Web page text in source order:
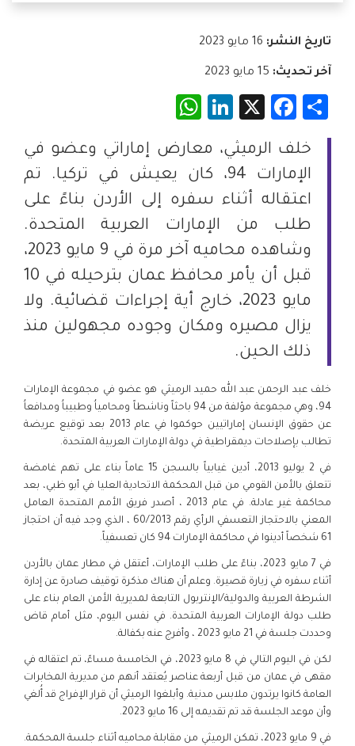
تاريخ النشر:
آخر تحديث:
Share
Facebook
LinkedIn
خلف الرميثي، معارض إماراتي وعضو في
الإمارات 94، كان يعيش في تركيا. تم
اعتقاله أثناء سفره إلى الأردن بناءً على
طلب من الإمارات العربية المتحدة.
وشاهده محاميه آخر مرة في 9 مايو 2023،
قبل أن يأمر محافظ عمان بترحيله في 10
مايو 2023، خارج أية إجراءات قضائية. ولا
يزال مصيره ومكان وجوده مجهولين منذ
ذلك الحين.
خلف عبد الرحمن عبد الله حميد الرميثي هو عضو في مجموعة الإمارات
94، وهي مجموعة مؤلفة من 94 باحثاً وناشطاً ومحامياُ وطبيباُ ومدافعاُ
عن حقوق الإنسان إماراتيين حوكموا في عام 2013 بعد توقيع عريضة
تطالب بإصلاحات ديمقراطية في دولة الإمارات العربية المتحدة.
في 2 يوليو 2013، أدين غيابياً بالسجن 15 عاماً بناء على تهم غامضة
تتعلق بالأمن القومي من قبل المحكمة الاتحادية العليا في أبو ظبي، بعد
محاكمة غير عادلة. في عام 2013 ، أصدر فريق الأمم المتحدة العامل
المعني بالاحتجاز التعسفي الرأي رقم 60/2013 ، الذي وجد فيه أن احتجاز
61 شخصاً أدينوا في محاكمة الإمارات 94 كان تعسفياً.
في 7 مايو 2023، بناءً على طلب الإمارات، أعتقل في مطار عمان بالأردن
أثناء سفره في زيارة قصيرة. وعلم أن هناك مذكرة توقيف صادرة عن إدارة
الشرطة العربية والدولية/الإنتربول التابعة لمديرية الأمن العام بناء على
طلب دولة الإمارات العربية المتحدة. في نفس اليوم، مثل أمام قاض
وحددت جلسة في 21 مايو 2023 ، وأفرج عنه بكفالة.
لكن في اليوم التالي في 8 مايو 2023، في الخامسة مساءً، تم اعتقاله في
مقهى في عمان من قبل أربعة عناصر يُعتقد أنهم من مديرية المخابرات
العامة كانوا يرتدون ملابس مدنية. وأبلغوا الرميثي أن قرار الإفراج قد أُلغي
وأن موعد الجلسة قد تم تقديمه إلى 16 مايو 2023.
في 9 مايو 2023، تمكن الرميثي من مقابلة محاميه أثناء جلسة المحكمة.